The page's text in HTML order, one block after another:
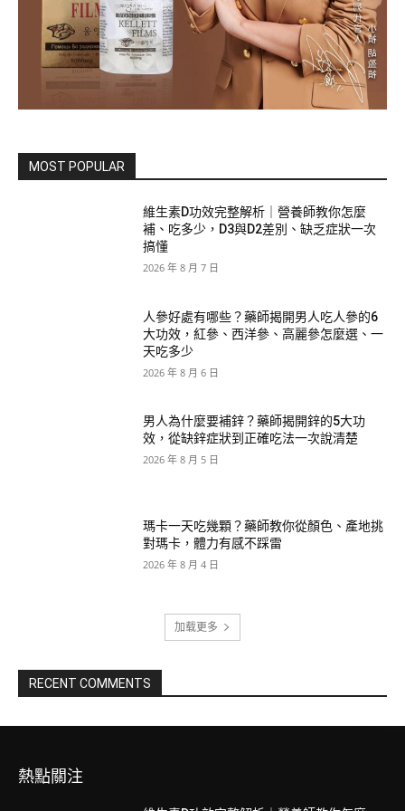
MOST POPULAR
維生素D功效完整解析｜營養師教你怎麼
補、吃多少，D3與D2差別、缺乏症狀一次
搞懂
2026 年 8 月 7 日
人參好處有哪些？藥師揭開男人吃人參的6
大功效，紅參、西洋參、高麗參怎麼選、一
天吃多少
2026 年 8 月 6 日
男人為什麼要補鋅？藥師揭開鋅的5大功
效，從缺鋅症狀到正確吃法一次說清楚
2026 年 8 月 5 日
瑪卡一天吃幾顆？藥師教你從顏色、產地挑
對瑪卡，體力有感不踩雷
2026 年 8 月 4 日
加载更多
RECENT COMMENTS
熱點關注